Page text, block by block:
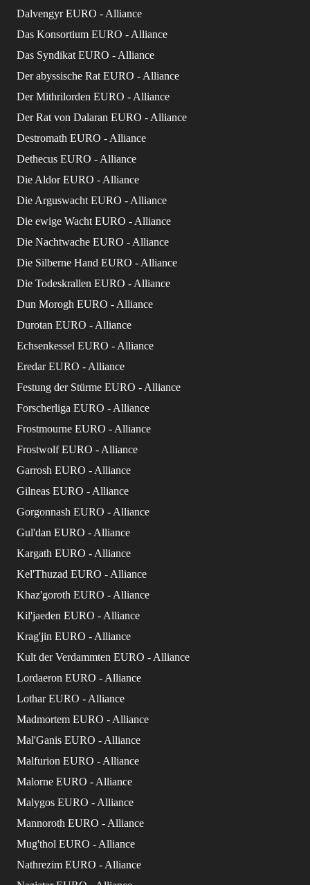
Dalvengyr EURO - Alliance
Das Konsortium EURO - Alliance
Das Syndikat EURO - Alliance
Der abyssische Rat EURO - Alliance
Der Mithrilorden EURO - Alliance
Der Rat von Dalaran EURO - Alliance
Destromath EURO - Alliance
Dethecus EURO - Alliance
Die Aldor EURO - Alliance
Die Arguswacht EURO - Alliance
Die ewige Wacht EURO - Alliance
Die Nachtwache EURO - Alliance
Die Silberne Hand EURO - Alliance
Die Todeskrallen EURO - Alliance
Dun Morogh EURO - Alliance
Durotan EURO - Alliance
Echsenkessel EURO - Alliance
Eredar EURO - Alliance
Festung der Stürme EURO - Alliance
Forscherliga EURO - Alliance
Frostmourne EURO - Alliance
Frostwolf EURO - Alliance
Garrosh EURO - Alliance
Gilneas EURO - Alliance
Gorgonnash EURO - Alliance
Gul'dan EURO - Alliance
Kargath EURO - Alliance
Kel'Thuzad EURO - Alliance
Khaz'goroth EURO - Alliance
Kil'jaeden EURO - Alliance
Krag'jin EURO - Alliance
Kult der Verdammten EURO - Alliance
Lordaeron EURO - Alliance
Lothar EURO - Alliance
Madmortem EURO - Alliance
Mal'Ganis EURO - Alliance
Malfurion EURO - Alliance
Malorne EURO - Alliance
Malygos EURO - Alliance
Mannoroth EURO - Alliance
Mug'thol EURO - Alliance
Nathrezim EURO - Alliance